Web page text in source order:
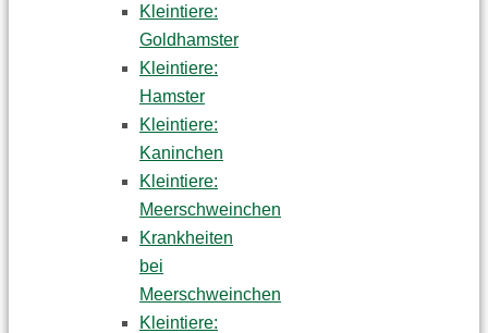
Kleintiere:
Goldhamster
Kleintiere:
Hamster
Kleintiere:
Kaninchen
Kleintiere:
Meerschweinchen
Krankheiten
bei
Meerschweinchen
Kleintiere: